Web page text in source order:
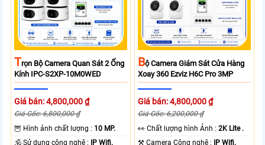
TRọn Bộ Camera Quan Sát 2 Ống
Kính IPC-S2XP-10M0WED
Giá bán: 4,800,000 ₫
Giá Gốc: 6,800,000 ₫
🦉 Hình ảnh chất lượng : 10 MP.
🕉️ Sử dụng công nghệ : IP Wifi.
BỘ Camera Giám Sát Cửa Hàng
Xoay 360 Ezviz H6C Pro 3MP
Giá bán: 4,800,000 ₫
Giá Gốc: 6,200,000 ₫
️👀 Chất lượng hình Ảnh :2K Lite .
⚒ Camera Công nghệ : IP Wifi.